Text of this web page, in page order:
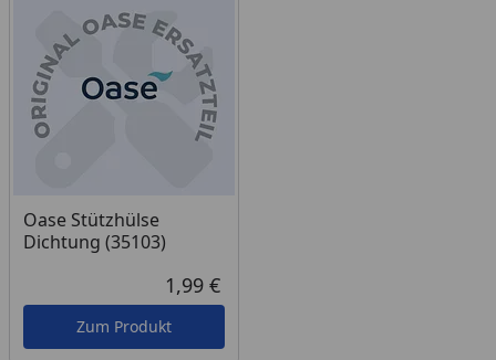
Oase Stützhülse
Dichtung (35103)
Aktueller Preis
1,99 €
Zum Produkt